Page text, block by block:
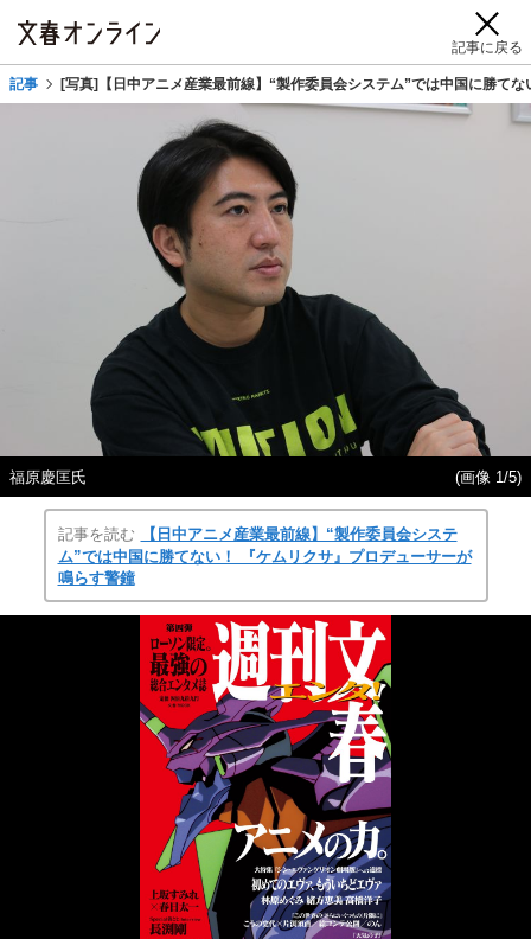
記事に戻る
記事 [写真]【日中アニメ産業最前線】“製作委員会システム”では中国に勝て
福原慶匡氏 (画像 1/5)
記事を読む
【日中アニメ産業最前線】“製作委員会システ
ム”では中国に勝てない！ 『ケムリクサ』プロデューサーが
鳴らす警鐘